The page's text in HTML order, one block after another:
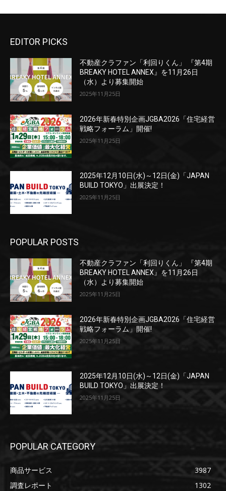
EDITOR PICKS
不動産クラファン「利回りくん」 『第4期
BREAKY HOTEL ANNEX』を11月26日
（水）より募集開始
2025年11月25日
2026年新春特別企画JGBA2026「住宅経営
戦略フォーラム」開催!
2025年11月25日
2025年12月10日(水)～12日(金)「JAPAN
BUILD TOKYO」出展決定！
2025年11月25日
POPULAR POSTS
不動産クラファン「利回りくん」 『第4期
BREAKY HOTEL ANNEX』を11月26日
（水）より募集開始
2025年11月25日
2026年新春特別企画JGBA2026「住宅経営
戦略フォーラム」開催!
2025年11月25日
2025年12月10日(水)～12日(金)「JAPAN
BUILD TOKYO」出展決定！
2025年11月25日
POPULAR CATEGORY
商品サービス
3987
調査レポート
1302